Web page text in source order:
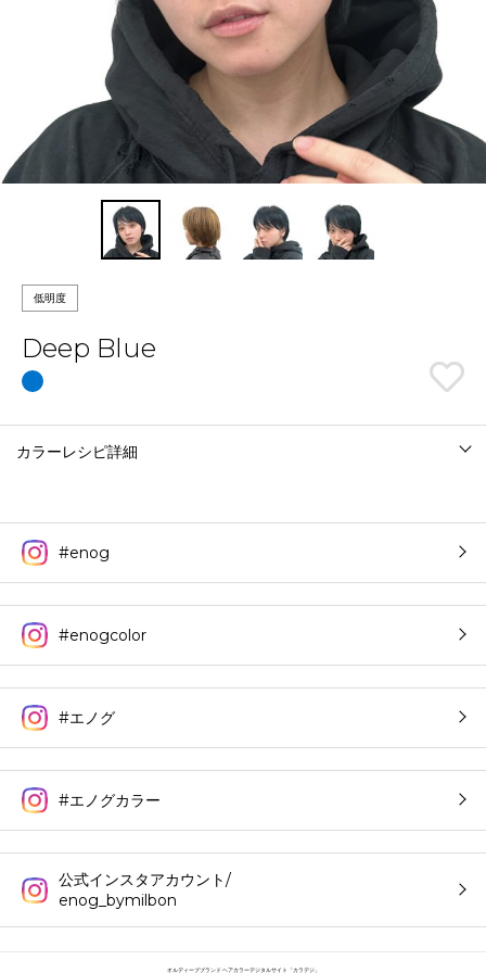
低明度
Deep Blue
カラーレシピ詳細
#enog
#enogcolor
#エノグ
#エノグカラー
公式インスタアカウント/
enog_bymilbon
オルディーブブランド ヘアカラーデジタルサイト「カラデジ」